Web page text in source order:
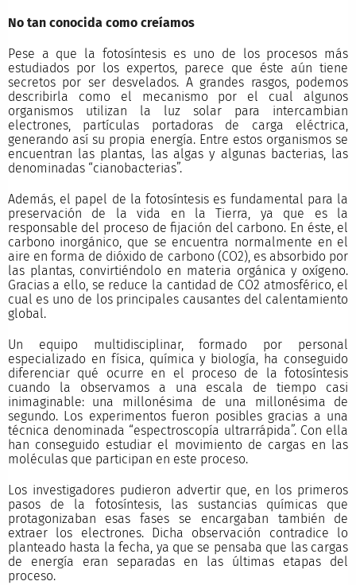
No tan conocida como creíamos
Pese a que la fotosíntesis es uno de los procesos más
estudiados por los expertos, parece que éste aún tiene
secretos por ser desvelados. A grandes rasgos, podemos
describirla como el mecanismo por el cual algunos
organismos utilizan la luz solar para intercambian
electrones, partículas portadoras de carga eléctrica,
generando así su propia energía. Entre estos organismos se
encuentran las plantas, las algas y algunas bacterias, las
denominadas “cianobacterias”.
Además, el papel de la fotosíntesis es fundamental para la
preservación de la vida en la Tierra, ya que es la
responsable del proceso de fijación del carbono. En éste, el
carbono inorgánico, que se encuentra normalmente en el
aire en forma de dióxido de carbono (CO2), es absorbido por
las plantas, convirtiéndolo en materia orgánica y oxígeno.
Gracias a ello, se reduce la cantidad de CO2 atmosférico, el
cual es uno de los principales causantes del calentamiento
global.
Un equipo multidisciplinar, formado por personal
especializado en física, química y biología, ha conseguido
diferenciar qué ocurre en el proceso de la fotosíntesis
cuando la observamos a una escala de tiempo casi
inimaginable: una millonésima de una millonésima de
segundo. Los experimentos fueron posibles gracias a una
técnica denominada “espectroscopía ultrarrápida”. Con ella
han conseguido estudiar el movimiento de cargas en las
moléculas que participan en este proceso.
Los investigadores pudieron advertir que, en los primeros
pasos de la fotosíntesis, las sustancias químicas que
protagonizaban esas fases se encargaban también de
extraer los electrones. Dicha observación contradice lo
planteado hasta la fecha, ya que se pensaba que las cargas
de energía eran separadas en las últimas etapas del
proceso.